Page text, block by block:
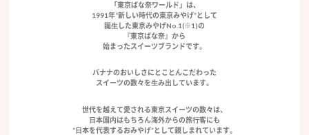
「東京ばな奈ワールド」は、
1991年“新しい時代の東京みやげ”として
誕⽣した東京みやげNo.1(※1)の
『東京ばな奈』から
始まったスイーツブランドです。
バナナのおいしさにとことんこだわった
スイーツの数々を⽣み出しています。
世代を越えて愛される東京スイーツの数々は、
⽇本国内はもちろん海外からの旅⾏客にも
“⽇本を代表するおみやげ”として親しまれています。